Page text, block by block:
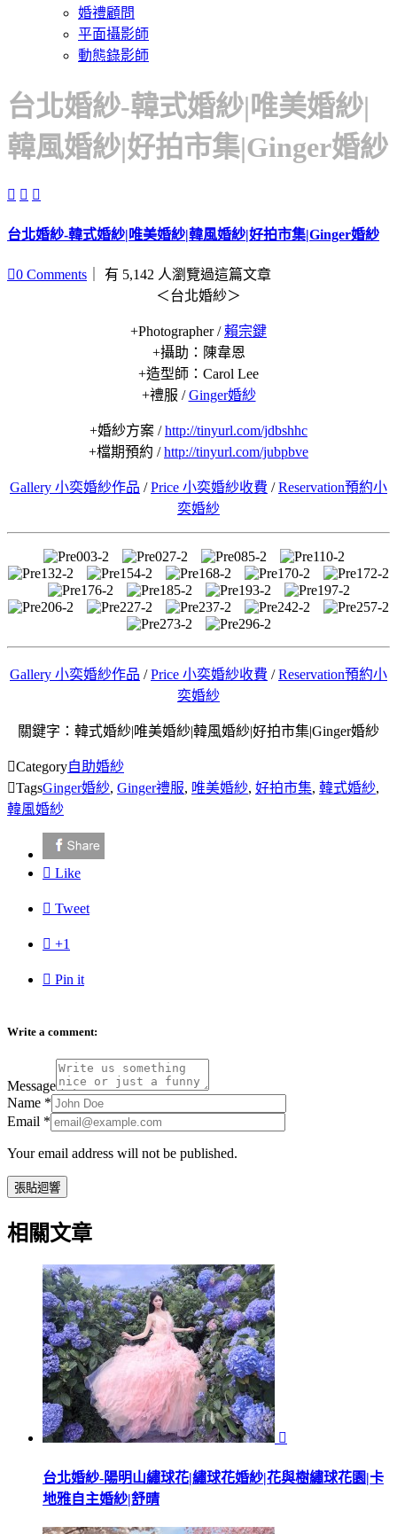
婚禮顧問
平面攝影師
動態錄影師
台北婚紗-韓式婚紗|唯美婚紗|
韓風婚紗|好拍市集|Ginger婚紗
  
台北婚紗-韓式婚紗|唯美婚紗|韓風婚紗|好拍市集|Ginger婚紗
0 Comments ｜ 有 5,142 人瀏覽過這篇文章
＜台北婚紗＞
+Photographer /賴宗鍵
+攝助：陳韋恩
+造型師：Carol Lee
+禮服 /Ginger婚紗
+婚紗方案 /http://tinyurl.com/jdbshhc
+檔期預約 /http://tinyurl.com/jubpbve
Gallery 小奕婚紗作品 /Price 小奕婚紗收費 /Reservation預約小
奕婚紗
Gallery 小奕婚紗作品 /Price 小奕婚紗收費 /Reservation預約小
奕婚紗
關鍵字：韓式婚紗|唯美婚紗|韓風婚紗|好拍市集|Ginger婚紗
Category自助婚紗
TagsGinger婚紗, Ginger禮服, 唯美婚紗, 好拍市集, 韓式婚紗,
韓風婚紗
 Like
 Tweet
 +1
 Pin it
Write a comment:
Message
Name *
Email *
Your email address will not be published.
相關文章

台北婚紗-陽明山繡球花|繡球花婚紗|花與樹繡球花園|卡
地雅自主婚紗|舒晴